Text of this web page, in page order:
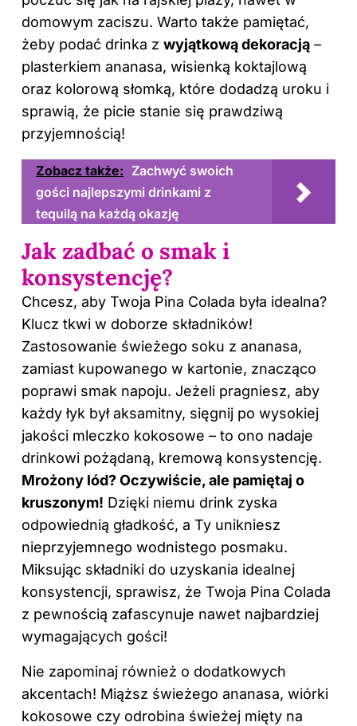
domowym zaciszu. Warto także pamiętać,
żeby podać drinka z wyjątkową dekoracją –
plasterkiem ananasa, wisienką koktajlową
oraz kolorową słomką, które dodadzą uroku i
sprawią, że picie stanie się prawdziwą
przyjemnością!
Zobacz także: Zachwyć swoich
gości najlepszymi drinkami z
tequilą na każdą okazję
Jak zadbać o smak i
konsystencję?
Chcesz, aby Twoja Pina Colada była idealna?
Klucz tkwi w doborze składników!
Zastosowanie świeżego soku z ananasa,
zamiast kupowanego w kartonie, znacząco
poprawi smak napoju. Jeżeli pragniesz, aby
każdy łyk był aksamitny, sięgnij po wysokiej
jakości mleczko kokosowe – to ono nadaje
drinkowi pożądaną, kremową konsystencję.
Mrożony lód? Oczywiście, ale pamiętaj o
kruszonym! Dzięki niemu drink zyska
odpowiednią gładkość, a Ty unikniesz
nieprzyjemnego wodnistego posmaku.
Miksując składniki do uzyskania idealnej
konsystencji, sprawisz, że Twoja Pina Colada
z pewnością zafascynuje nawet najbardziej
wymagających gości!
Nie zapominaj również o dodatkowych
akcentach! Miąższ świeżego ananasa, wiórki
kokosowe czy odrobina świeżej mięty na